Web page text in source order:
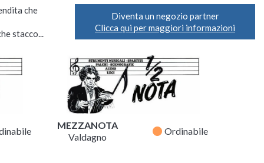
che
stacco...
Diventa un negozio partner
Clicca qui per maggiori informazioni
MEZZANOTA
Valdagno
fiber_manual_record Ordinabile